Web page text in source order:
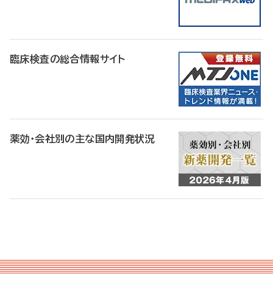
臨床検査の総合情報サイト
薬効・会社別の主な国内開発状況